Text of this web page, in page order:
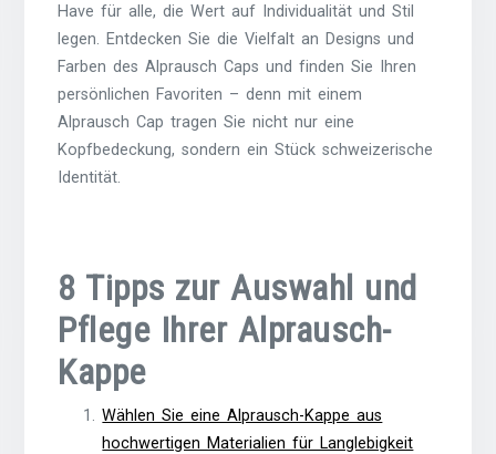
Have für alle, die Wert auf Individualität und Stil
legen. Entdecken Sie die Vielfalt an Designs und
Farben des Alprausch Caps und finden Sie Ihren
persönlichen Favoriten – denn mit einem
Alprausch Cap tragen Sie nicht nur eine
Kopfbedeckung, sondern ein Stück schweizerische
Identität.
8 Tipps zur Auswahl und
Pflege Ihrer Alprausch-
Kappe
Wählen Sie eine Alprausch-Kappe aus
hochwertigen Materialien für Langlebigkeit